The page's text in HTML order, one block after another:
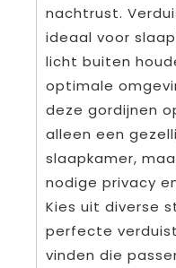
nachtrust.
ideaal voor
licht buiten
optimale
deze gordijnen
alleen een
slaapkamer,
nodige privacy
Kies uit diverse
perfecte
vinden die